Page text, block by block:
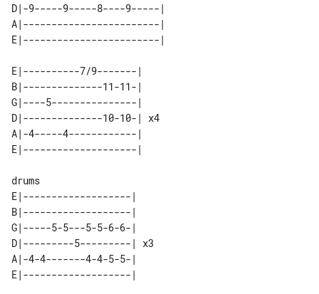
D|-9-----9-----8----9-----|
A|------------------------|
E|----------7/9-------|
B|--------------11-11-|
G|----5---------------|
D|--------------10-10-| x4
A|-4-----4------------|
E|-------------------|
B|-------------------|
G|-----5-5---5-5-6-6-|
D|---------5---------| x3
A|-4-4-------4-4-5-5-|